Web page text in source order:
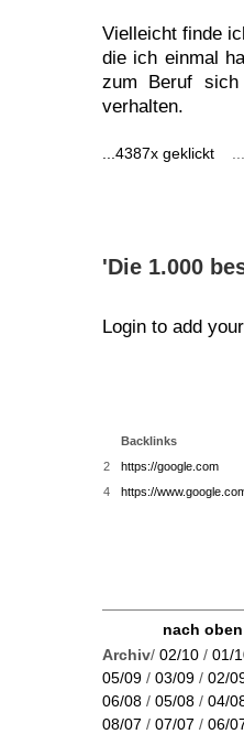
Vielleicht finde
die ich einmal
zum Beruf
verhalten.
...4387x geklickt
'Die 1.000
Login to add
Backlinks
2
https://google.com
4
https://
nach oben
Archiv/ 02/10 / 01/
05/09 / 03/09 / 02/
06/08 / 05/08 / 04/
08/07 / 07/07 / 06/